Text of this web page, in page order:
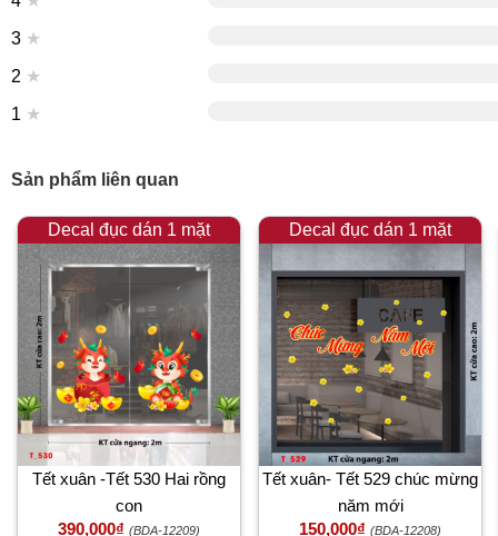
3 ★
2 ★
1 ★
Sản phẩm liên quan
Decal đục dán 1 mặt
Tết xuân -Tết 530 Hai rồng
con
390,000₫ (BDA-12209)
Decal đục dán 1 mặt
Tết xuân- Tết 529 chúc mừng
năm mới
150,000₫ (BDA-12208)